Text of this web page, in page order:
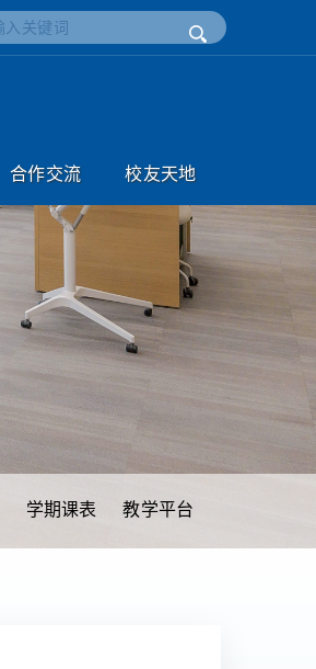
合作交流 校友天地
学期课表 教学平台